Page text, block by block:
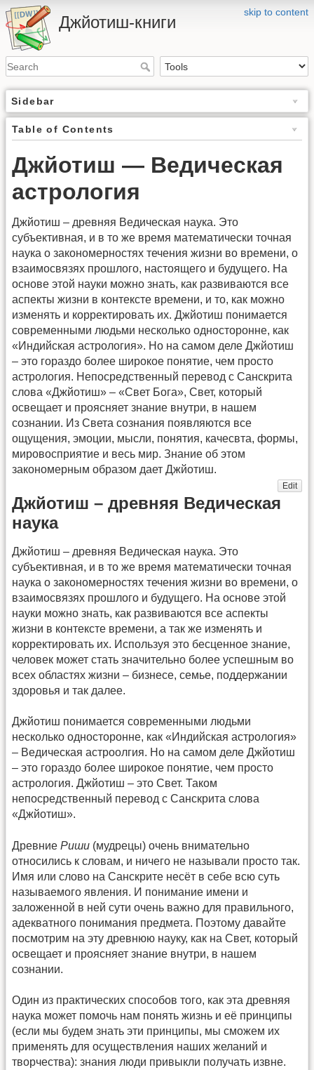
skip to content
Джйотиш-книги
Sidebar
Table of Contents
Джйотиш — Ведическая
астрология
Джйотиш – древняя Ведическая наука. Это
субъективная, и в то же время математически точная
наука о закономерностях течения жизни во времени, о
взаимосвязях прошлого, настоящего и будущего. На
основе этой науки можно знать, как развиваются все
аспекты жизни в контексте времени, и то, как можно
изменять и корректировать их. Джйотиш понимается
современными людьми несколько односторонне, как
«Индийская астрология». Но на самом деле Джйотиш
– это гораздо более широкое понятие, чем просто
астрология. Непосредственный перевод с Санскрита
слова «Джйотиш» – «Свет Бога», Свет, который
освещает и проясняет знание внутри, в нашем
сознании. Из Света сознания появляются все
ощущения, эмоции, мысли, понятия, качесвта, формы,
мировосприятие и весь мир. Знание об этом
закономерным образом дает Джйотиш.
Edit
Джйотиш – древняя Ведическая
наука
Джйотиш – древняя Ведическая наука. Это
субъективная, и в то же время математически точная
наука о закономерностях течения жизни во времени, о
взаимосвязях прошлого и будущего. На основе этой
науки можно знать, как развиваются все аспекты
жизни в контексте времени, а так же изменять и
корректировать их. Используя это бесценное знание,
человек может стать значительно более успешным во
всех областях жизни – бизнесе, семье, поддержании
здоровья и так далее.
Джйотиш понимается современными людьми
несколько односторонне, как «Индийская астрология»
– Ведическая астроолгия. Но на самом деле Джйотиш
– это гораздо более широкое понятие, чем просто
астрология. Джйотиш – это Свет. Таком
непосредственный перевод с Санскрита слова
«Джйотиш».
Древние Риши (мудрецы) очень внимательно
относились к словам, и ничего не называли просто так.
Имя или слово на Санскрите несёт в себе всю суть
называемого явления. И понимание имени и
заложенной в ней сути очень важно для правильного,
адекватного понимания предмета. Поэтому давайте
посмотрим на эту древнюю науку, как на Свет, который
освещает и проясняет знание внутри, в нашем
сознании.
Один из практических способов того, как эта древняя
наука может помочь нам понять жизнь и её принципы
(если мы будем знать эти принципы, мы сможем их
применять для осуществления наших желаний и
творчества): знания люди привыкли получать извне.